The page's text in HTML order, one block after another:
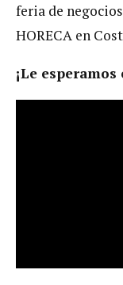
feria de
HORECA en
¡Le esperamos